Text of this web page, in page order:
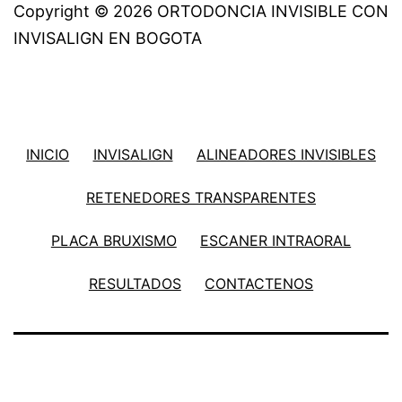
Copyright © 2026 ORTODONCIA INVISIBLE CON
INVISALIGN EN BOGOTA
INICIO INVISALIGN ALINEADORES INVISIBLES
RETENEDORES TRANSPARENTES
PLACA BRUXISMO ESCANER INTRAORAL
RESULTADOS CONTACTENOS